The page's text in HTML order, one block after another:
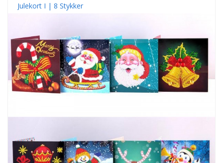
Julekort I | 8 Stykker